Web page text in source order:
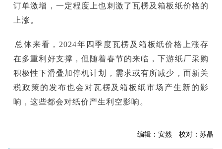
订单激增，一定程度上也刺激了瓦楞及箱板纸价格的
上涨。
体来看，2024年四季度瓦楞及箱板纸价格上涨存
在多重利好支撑，但随着春节的来临，下游纸厂采购
积极性下滑叠加停机计划，需求或有所减少，而新关
税政策的发布也会对瓦楞及箱板纸市场产生新的影
响，这些都会对纸价产生利空影响。
编辑：安然 校对：苏晶